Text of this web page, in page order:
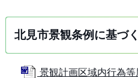
北見市景観条例に基づ
景観計画区域内行為